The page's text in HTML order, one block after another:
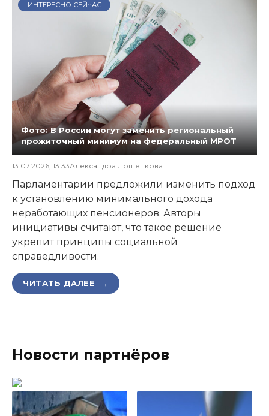
ИНТЕРЕСНО СЕЙЧАС
Фото: В России могут заменить региональный
прожиточный минимум на федеральный МРОТ
13.07.2026, 13:33Александра Лошенкова
Парламентарии предложили изменить подход
к установлению минимального дохода
неработающих пенсионеров. Авторы
инициативы считают, что такое решение
укрепит принципы социальной
справедливости.
ЧИТАТЬ ДАЛЕЕ →
Новости партнёров